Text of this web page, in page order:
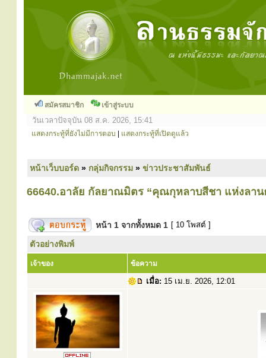
สมัครสมาชิก เข้าสู่ระบบ
วันเวลาปัจจุบัน 08 ส.ค. 2026, 15:41
แสดงกระทู้ที่ยังไม่มีการตอบ แสดงกระทู้ที่เปิดดูแล้ว
หน้าเว็บบอร์ด » กลุ่มกิจกรรม » ข่าวประชาสัมพันธ์
66640.อาลัย กัลยาณมิตร “คุณกุหลาบสีชา แห่งลาน
หน้า 1 จากทั้งหมด 1 [ 10 โพสต์ ]
ตัวอย่างพิมพ์
เจ้าของ ข้อความ
เมื่อ: 15 เม.ย. 2026, 12:01